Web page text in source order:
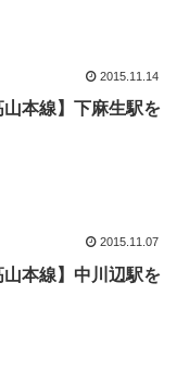
2015.11.14
山本線】下麻生駅を
2015.11.07
山本線】中川辺駅を